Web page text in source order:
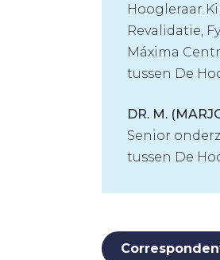
Hoogleraar
Revalidatie,
Máxima
tussen De
DR. M.
Senior
tussen De